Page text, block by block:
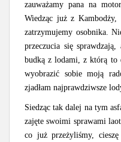
zauważamy pana na
Wiedząc już z Kambodży,
zatrzymujemy osobnika.
przeczucia się
budką z lodami, z którą to
wyobrazić sobie moją
zjadłam najprawdziwsze
Siedząc tak dalej na tym
zajęte swoimi sprawami
co już przeżyliśmy,